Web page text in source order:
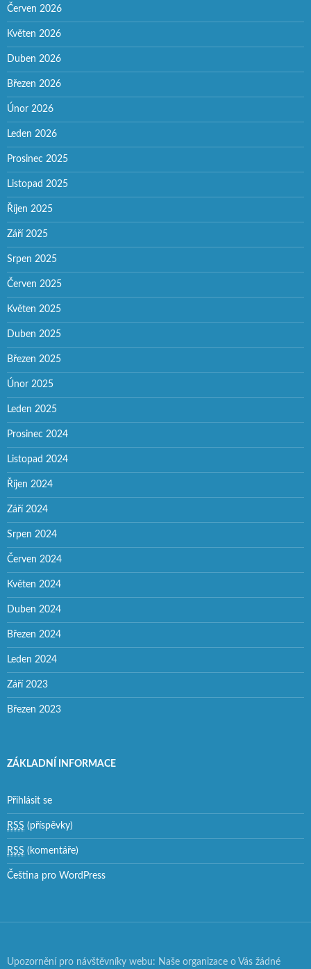
Červen 2026
Květen 2026
Duben 2026
Březen 2026
Únor 2026
Leden 2026
Prosinec 2025
Listopad 2025
Říjen 2025
Září 2025
Srpen 2025
Červen 2025
Květen 2025
Duben 2025
Březen 2025
Únor 2025
Leden 2025
Prosinec 2024
Listopad 2024
Říjen 2024
Září 2024
Srpen 2024
Červen 2024
Květen 2024
Duben 2024
Březen 2024
Leden 2024
Září 2023
Březen 2023
ZÁKLADNÍ INFORMACE
Přihlásit se
RSS (příspěvky)
RSS (komentáře)
Čeština pro WordPress
Upozornění pro návštěvníky webu: Naše organizace o Vás žádné